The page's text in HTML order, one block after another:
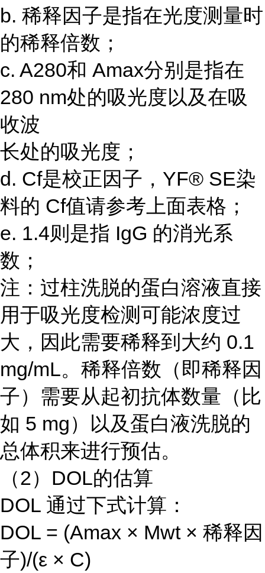
b. 稀释因子是指在光度测量时
的稀释倍数；
c. A280和 Amax分别是指在
280 nm处的吸光度以及在吸
收波
长处的吸光度；
d. Cf是校正因子，YF® SE染
料的 Cf值请参考上面表格；
e. 1.4则是指 IgG 的消光系
数；
注：过柱洗脱的蛋白溶液直接
用于吸光度检测可能浓度过
大，因此需要稀释到大约 0.1
mg/mL。稀释倍数（即稀释因
子）需要从起初抗体数量（比
如 5 mg）以及蛋白液洗脱的
总体积来进行预估。
（2）DOL的估算
DOL 通过下式计算：
DOL = (Amax × Mwt × 稀释因
子)/(ε × C)